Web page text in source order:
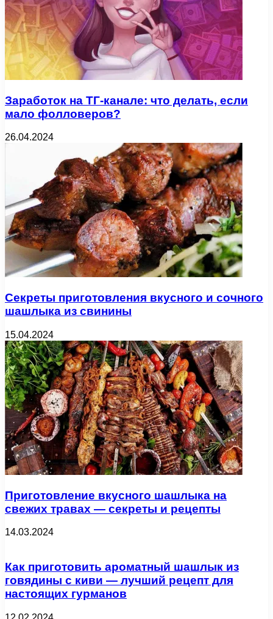
Заработок на ТГ-канале: что делать, если
мало фолловеров?
26.04.2024
Секреты приготовления вкусного и сочного
шашлыка из свинины
15.04.2024
Приготовление вкусного шашлыка на
свежих травах — секреты и рецепты
14.03.2024
Как приготовить ароматный шашлык из
говядины с киви — лучший рецепт для
настоящих гурманов